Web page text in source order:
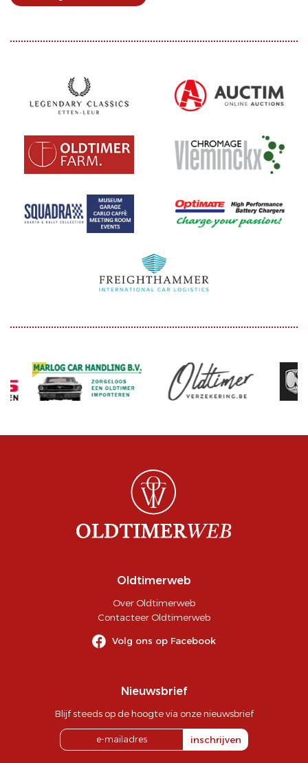
Oldtimerweb
Over Oldtimerweb
Contacteer Oldtimerweb
Volg ons op Facebook
Nieuwsbrief
Blijf steeds op de hoogte via onze nieuwsbrief
inschrijven